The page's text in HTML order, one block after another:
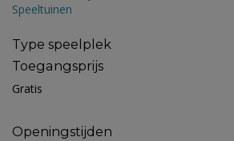
Speeltuinen
Type speelplek
Toegangsprijs
Gratis
Openingstijden